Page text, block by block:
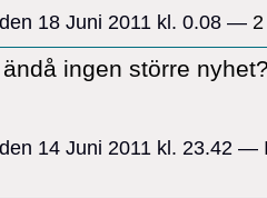
den 18 Juni 2011 kl. 0.08 —
ingen större
den 14 Juni 2011 kl. 23.42 —